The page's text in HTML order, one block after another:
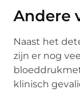
Andere
Naast het
zijn er nog
klinisch